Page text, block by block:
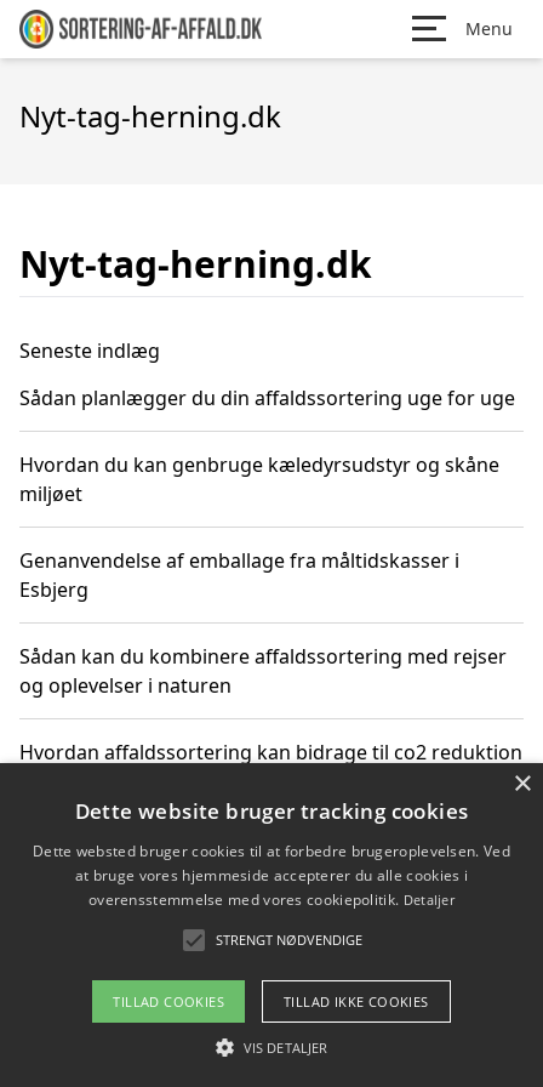
Menu
Nyt-tag-herning.dk
Nyt-tag-herning.dk
Seneste indlæg
Sådan planlægger du din affaldssortering uge for uge
Hvordan du kan genbruge kæledyrsudstyr og skåne
miljøet
Genanvendelse af emballage fra måltidskasser i
Esbjerg
Sådan kan du kombinere affaldssortering med rejser
og oplevelser i naturen
Hvordan affaldssortering kan bidrage til co2 reduktion
Copyright 2026 - Pilanto Aps
Om / kontakt
Blog Betingelser
×
Dette website bruger tracking cookies
Dette websted bruger cookies til at forbedre brugeroplevelsen. Ved
at bruge vores hjemmeside accepterer du alle cookies i
overensstemmelse med vores cookiepolitik. Detaljer
STRENGT NØDVENDIGE
TILLAD COOKIES TILLAD IKKE COOKIES
VIS DETALJER